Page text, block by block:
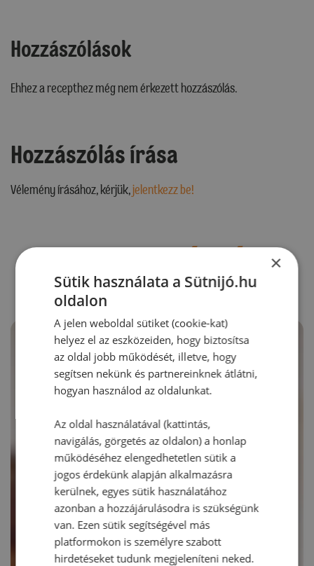
Hozzászólások
Ehhez a recepthez még nem érkezett hozzászólás.
Hozzászólás írása
Vélemény írásához, kérjük,jelentkezz be!
×
Sütik használata a Sütnijó.hu
oldalon
A jelen weboldal sütiket (cookie-kat)
helyez el az eszközeiden, hogy biztosítsa
az oldal jobb működését, illetve, hogy
segítsen nekünk és partnereinknek átlátni,
hogyan használod az oldalunkat.
Az oldal használatával (kattintás,
navigálás, görgetés az oldalon) a honlap
működéséhez elengedhetetlen sütik a
jogos érdekünk alapján alkalmazásra
kerülnek, egyes sütik használatához
azonban a hozzájárulásodra is szükségünk
van. Ezen sütik segítségével más
platformokon is személyre szabott
hirdetéseket tudunk megjeleníteni neked.